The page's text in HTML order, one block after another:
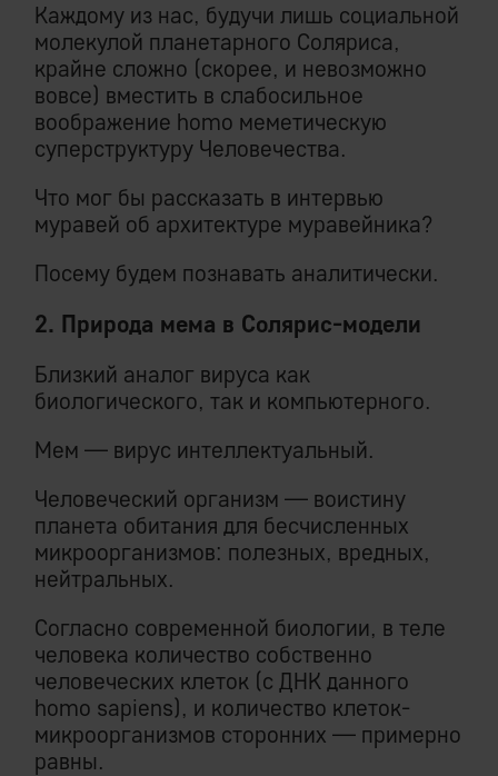
Каждому из нас, будучи лишь социальной
молекулой планетарного Соляриса,
крайне сложно (скорее, и невозможно
вовсе) вместить в слабосильное
воображение homo меметическую
суперструктуру Человечества.
Что мог бы рассказать в интервью
муравей об архитектуре муравейника?
Посему будем познавать аналитически.
2. Природа мема в Солярис-модели
Близкий аналог вируса как
биологического, так и компьютерного.
Мем — вирус интеллектуальный.
Человеческий организм — воистину
планета обитания для бесчисленных
микроорганизмов: полезных, вредных,
нейтральных.
Согласно современной биологии, в теле
человека количество собственно
человеческих клеток (с ДНК данного
homo sapiens), и количество клеток-
микроорганизмов сторонних — примерно
равны.